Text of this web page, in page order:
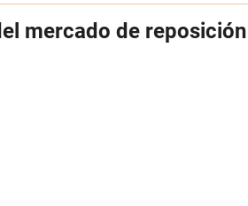
mercado de reposición